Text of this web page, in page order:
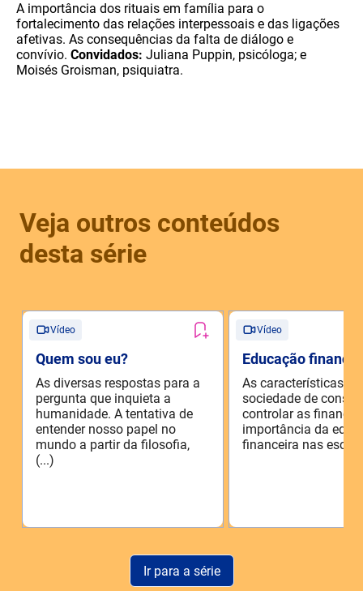
A importância dos rituais em família para o
fortalecimento das relações interpessoais e das ligações
afetivas. As consequências da falta de diálogo e
convívio. Convidados: Juliana Puppin, psicóloga; e
Moisés Groisman, psiquiatra.
Veja outros conteúdos
desta série
Vídeo
Quem sou eu?
As diversas respostas para a
pergunta que inquieta a
humanidade. A tentativa de
entender nosso papel no
mundo a partir da filosofia,
(...)
Vídeo
Educação
As características
sociedade de
controlar as
importância da
financeira nas
Ir para a série